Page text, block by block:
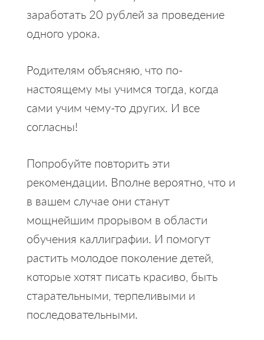
заработать 20 рублей за проведение
одного урока.
Родителям объясняю, что по-
настоящему мы учимся тогда, когда
сами учим чему-то других. И все
согласны!
Попробуйте повторить эти
рекомендации. Вполне вероятно, что и
в вашем случае они станут
мощнейшим прорывом в области
обучения каллиграфии. И помогут
растить молодое поколение детей,
которые хотят писать красиво, быть
старательными, терпеливыми и
последовательными.